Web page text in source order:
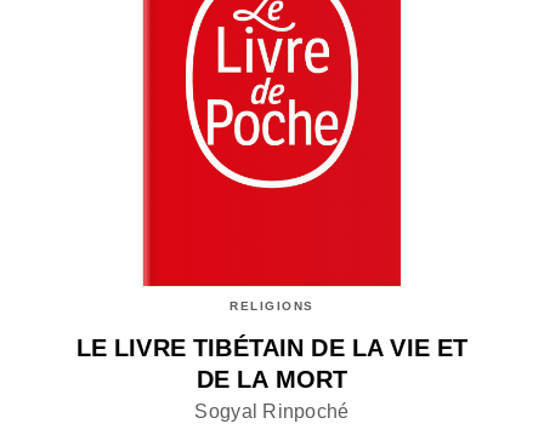
RELIGIONS
LE LIVRE TIBÉTAIN DE LA VIE ET
DE LA MORT
Sogyal Rinpoché